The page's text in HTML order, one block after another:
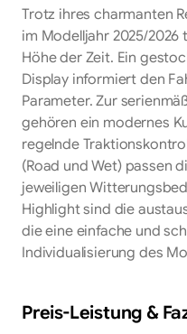
Trotz ihres charmanten
im Modelljahr 2025/
Höhe der Zeit. Ein
Display informiert den
Parameter. Zur
gehören ein modernes
regelnde
(Road und Wet) passen
jeweiligen
Highlight sind die
die eine einfache und
Individualisierung des
Preis-Leistung &